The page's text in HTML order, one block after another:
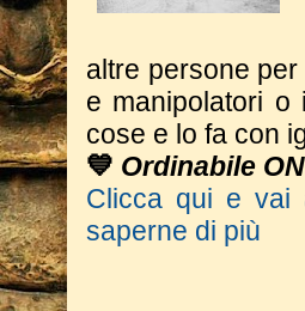
altre persone
e manipolatori
cose e lo fa con
💙 Ordinabile
Clicca qui e vai
saperne di più